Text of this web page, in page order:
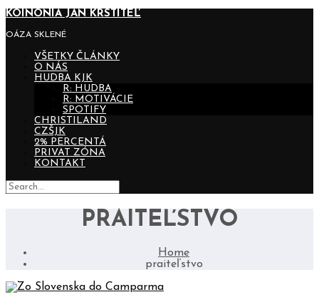
KOINONIA JÁN KRSTITEĽ
OÁZA SKLENÉ
VŠETKY ČLÁNKY
O NÁS
HUDBA KJK
R: HUDBA
R: MOTIVÁCIE
SPOTIFY
CHRISTILAND
CZŠJK
2% PERCENTÁ
PRIVAT ZÓNA
KONTAKT
PRAITEĽSTVO
Home
praiteľstvo